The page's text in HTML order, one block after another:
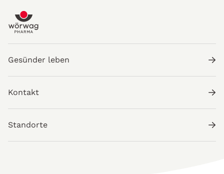
Gesünder leben
Kontakt
Standorte